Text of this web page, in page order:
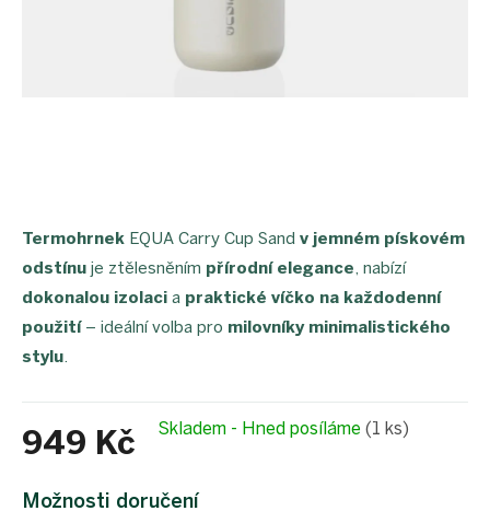
949 Kč
cena:
Skladem - Hned posíláme (1 ks)
Možnosti doručení
Termohrnek EQUA Carry Cup Sand v jemném pískovém
odstínu je ztělesněním přírodní elegance, nabízí
dokonalou izolaci a praktické víčko na každodenní
použití– ideální volba pro milovníky minimalistického
stylu.